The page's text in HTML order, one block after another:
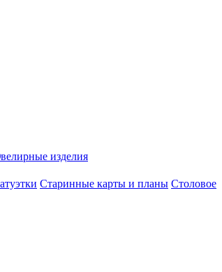
изделия
Старинные карты и планы Столовое